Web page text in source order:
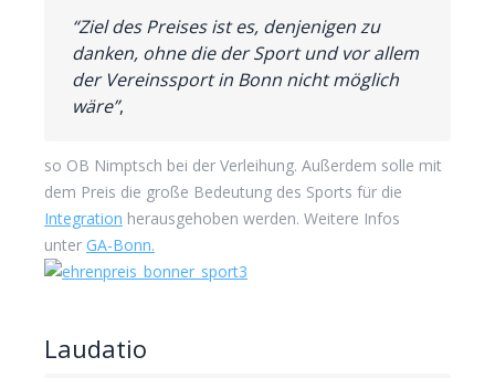
“Ziel des Preises ist es, denjenigen zu
danken, ohne die der Sport und vor allem
der Vereinssport in Bonn nicht möglich
wäre”,
so OB Nimptsch bei der Verleihung. Außerdem solle mit
dem Preis die große Bedeutung des Sports für die
Integration herausgehoben werden. Weitere Infos
unter GA-Bonn.
Laudatio